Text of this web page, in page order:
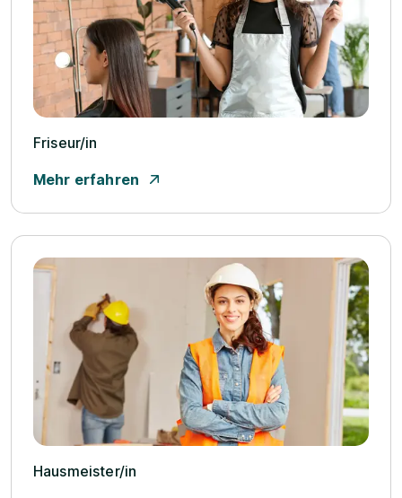
Friseur/­in
Mehr erfahren
Hausmeister/­in